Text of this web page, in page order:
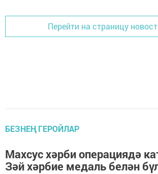
Перейти на страницу
БЕЗНЕҢ ГЕРОЙЛАР
Махсус хәрби операциядә
Зәй хәрбие медаль белән